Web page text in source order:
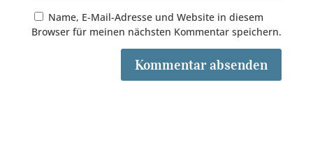
Name, E-Mail-Adresse und Website in diesem
Browser für meinen nächsten Kommentar speichern.